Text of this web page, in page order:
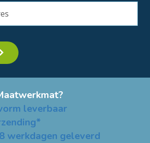
leverbaar
werkdagen geleverd